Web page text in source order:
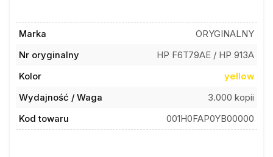
Marka
ORYGINALNY
Nr oryginalny
HP F6T79AE / HP 913A
Kolor
yellow
Wydajność / Waga
3.000 kopii
Kod towaru
001H0FAP0YB00000